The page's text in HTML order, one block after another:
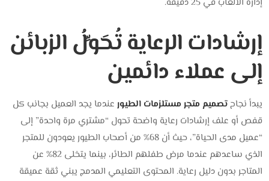
إدارة الألعاب في 25 دقيقة.
إرشادات الرعاية تُحَوِّلُ الزبائن
إلى عملاء دائمين
يبدأ نجاحتصميم متجر مستلزمات الطيور عندما يجد العميل بجانب كل
قفص أو علف إرشادات رعاية واضحة تحول “مشتري مرة واحدة” إلى
“عميل مدى الحياة”، حيث أن 68% من أصحاب الطيور يعودون للمتجر
الذي ساعدهم عندما مرض طفلهم الطائر، بينما يتخلى 82% عن
المتاجر بدون دليل رعاية. المحتوى التعليمي المدمج يبني ثقة عميقة